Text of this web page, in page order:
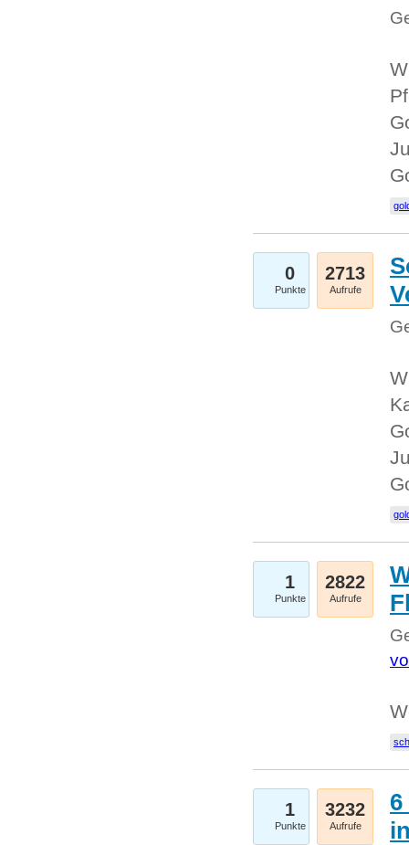
0
Punkte
2713
Aufrufe
1
Punkte
2822
Aufrufe
1
Punkte
3232
Aufrufe